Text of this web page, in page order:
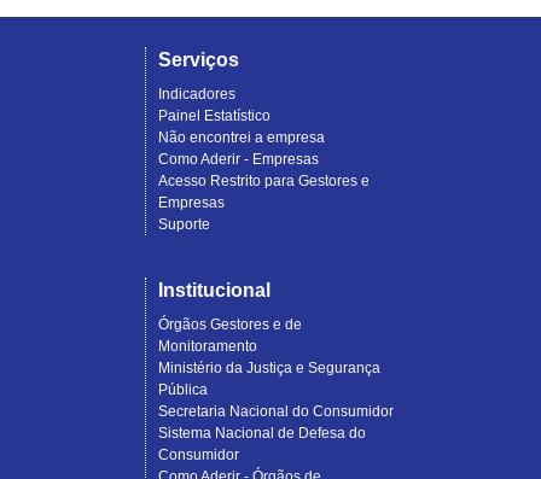
Serviços
Indicadores
Painel Estatístico
Não encontrei a empresa
Como Aderir - Empresas
Acesso Restrito para Gestores e
Empresas
Suporte
Institucional
Órgãos Gestores e de
Monitoramento
Ministério da Justiça e Segurança
Pública
Secretaria Nacional do Consumidor
Sistema Nacional de Defesa do
Consumidor